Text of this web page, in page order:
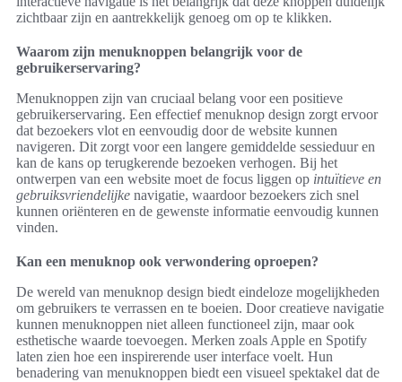
zichtbaar zijn en aantrekkelijk genoeg om op te klikken.
Waarom zijn menuknoppen belangrijk voor de
gebruikerservaring?
Menuknoppen zijn van cruciaal belang voor een positieve
gebruikerservaring. Een effectief menuknop design zorgt ervoor
dat bezoekers vlot en eenvoudig door de website kunnen
navigeren. Dit zorgt voor een langere gemiddelde sessieduur en
kan de kans op terugkerende bezoeken verhogen. Bij het
ontwerpen van een website moet de focus liggen op intuïtieve en
gebruiksvriendelijke navigatie, waardoor bezoekers zich snel
kunnen oriënteren en de gewenste informatie eenvoudig kunnen
vinden.
Kan een menuknop ook verwondering oproepen?
De wereld van menuknop design biedt eindeloze mogelijkheden
om gebruikers te verrassen en te boeien. Door creatieve navigatie
kunnen menuknoppen niet alleen functioneel zijn, maar ook
esthetische waarde toevoegen. Merken zoals Apple en Spotify
laten zien hoe een inspirerende user interface voelt. Hun
benadering van menuknoppen biedt een visueel spektakel dat de